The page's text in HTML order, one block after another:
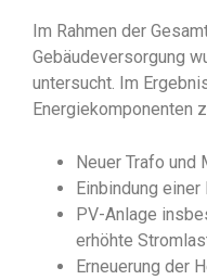
Im Rahmen der
Gebäudeversorgung
untersucht. Im
Energiekomponenten
Neuer Trafo und
Einbindung
PV-Anlage
erhöhte
Erneuerung der